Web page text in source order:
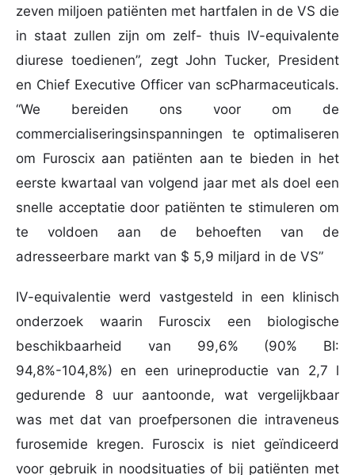
zeven miljoen patiënten met hartfalen in de VS die
in staat zullen zijn om zelf- thuis IV-equivalente
diurese toedienen”, zegt John Tucker, President
en Chief Executive Officer van scPharmaceuticals.
“We bereiden ons voor om de
commercialiseringsinspanningen te optimaliseren
om Furoscix aan patiënten aan te bieden in het
eerste kwartaal van volgend jaar met als doel een
snelle acceptatie door patiënten te stimuleren om
te voldoen aan de behoeften van de
adresseerbare markt van $ 5,9 miljard in de VS”
IV-equivalentie werd vastgesteld in een klinisch
onderzoek waarin Furoscix een biologische
beschikbaarheid van 99,6% (90% BI:
94,8%-104,8%) en een urineproductie van 2,7 l
gedurende 8 uur aantoonde, wat vergelijkbaar
was met dat van proefpersonen die intraveneus
furosemide kregen. Furoscix is ​​niet geïndiceerd
voor gebruik in noodsituaties of bij patiënten met